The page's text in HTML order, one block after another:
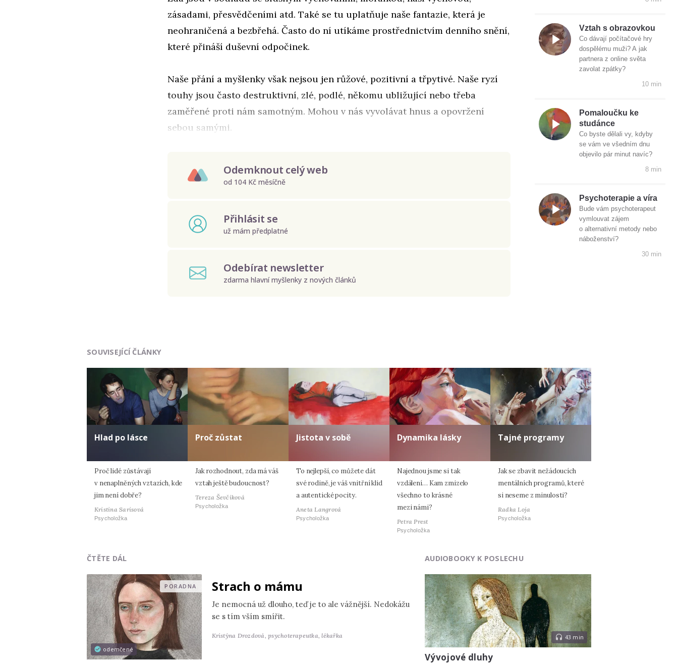
zásadami, přesvědčeními atd. Také se tu uplatňuje naše fantazie, která je
neohraničená a bezbřehá. Často do ní utíkáme prostřednictvím denního snění,
které přináší duševní odpočinek.
Naše přání a myšlenky však nejsou jen růžové, pozitivní a třpytivé. Naše ryzí
touhy jsou často destruktivní, zlé, podlé, někomu ubližující nebo třeba
zaměřené proti nám samotným. Mohou v nás vyvolávat hnus a opovržení
sebou samými.
Odemknout celý web
od 104 Kč měsíčně
Přihlásit se
už mám předplatné
Odebírat newsletter
zdarma hlavní myšlenky z nových článků
Vztah s obrazovkou
Co dávají počítačové hry
dospělému muži? A jak
partnera z online světa
zavolat zpátky?
10 min
Pomaloučku ke
studánce
Co byste dělali vy, kdyby
se vám ve všedním dnu
objevilo pár minut navíc?
8 min
Psychoterapie a víra
Bude vám psychoterapeut
vymlouvat zájem
o alternativní metody nebo
náboženství?
30 min
SOUVISEJÍCÍ ČLÁNKY
Hlad po lásce
Proč lidé zůstávají
v nenaplněných vztazích, kde
jim není dobře?
Kristina Sarisová
Psycholožka
Proč zůstat
Jak rozhodnout, zda má váš
vztah ještě budoucnost?
Tereza Ševčíková
Psycholožka
Jistota v sobě
To nejlepší, co můžete dát
své rodině, je váš vnitřní klid
a autentické pocity.
Aneta Langrová
Psycholožka
Dynamika lásky
Najednou jsme si tak
vzdálení… Kam zmizelo
všechno to krásné
mezi námi?
Petra Prest
Psycholožka
Tajné programy
Jak se zbavit nežádoucích
mentálních programů, které
si neseme z minulosti?
Radka Loja
Psycholožka
ČTĚTE DÁL
odemčené
PORADNA Strach o mámu
Je nemocná už dlouho, teď je to ale vážnější. Nedokážu
se s tím vším smířit.
Kristýna Drozdová,psychoterapeutka, lékařka
AUDIOBOOKY K POSLECHU
43 min
Vývojové dluhy